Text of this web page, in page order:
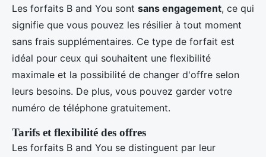
Les forfaits B and You sont sans engagement, ce qui
signifie que vous pouvez les résilier à tout moment
sans frais supplémentaires. Ce type de forfait est
idéal pour ceux qui souhaitent une flexibilité
maximale et la possibilité de changer d'offre selon
leurs besoins. De plus, vous pouvez garder votre
numéro de téléphone gratuitement.
Tarifs et flexibilité des offres
Les forfaits B and You se distinguent par leur